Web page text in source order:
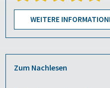
WEITERE
Zum Nachlesen